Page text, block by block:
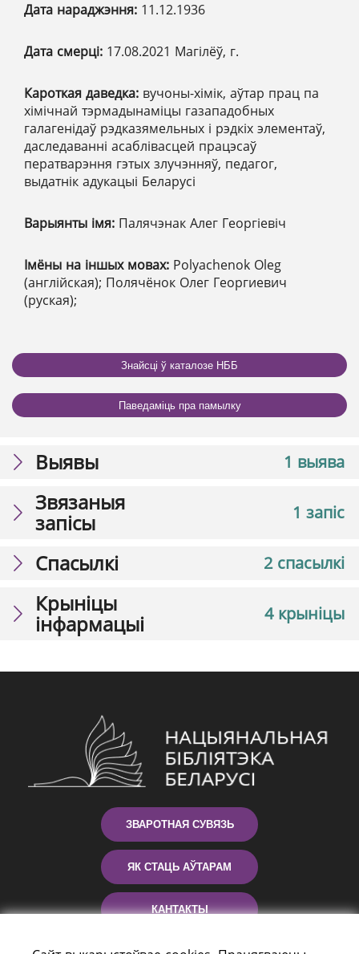
Дата нараджэння: 11.12.1936
Дата смерці: 17.08.2021 Магілёў, г.
Кароткая даведка: вучоны-хімік, аўтар прац па
хімічнай тэрмадынаміцы газападобных
галагенідаў рэдказямельных і рэдкіх элементаў,
даследаванні асаблівасцей працэсаў
ператварэння гэтых злучэнняў, педагог,
выдатнік адукацыі Беларусі
Варыянты імя: Палячэнак Алег Георгіевіч
Імёны на іншых мовах: Polyachenok Oleg
(англійская); Полячёнок Олег Георгиевич
(руская);
Знайсці ў каталозе НББ
Паведаміць пра памылку
1 выява
Выявы
1 запіс
Звязаныя
запісы
2 спасылкі
Спасылкі
4 крыніцы
Крыніцы
інфармацыі
ЗВАРОТНАЯ СУВЯЗЬ
ЯК СТАЦЬ АЎТАРАМ
КАНТАКТЫ